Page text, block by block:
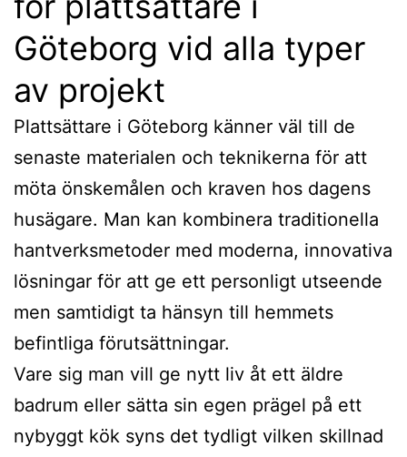
Göteborg vid alla typer
av projekt
Plattsättare i Göteborg känner väl till de
senaste materialen och teknikerna för att
möta önskemålen och kraven hos dagens
husägare. Man kan kombinera traditionella
hantverksmetoder med moderna, innovativa
lösningar för att ge ett personligt utseende
men samtidigt ta hänsyn till hemmets
befintliga förutsättningar.
Vare sig man vill ge nytt liv åt ett äldre
badrum eller sätta sin egen prägel på ett
nybyggt kök syns det tydligt vilken skillnad